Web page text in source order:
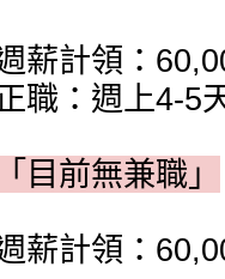
薪計領：
職：週上4-5
「目前無兼職」
薪計領：